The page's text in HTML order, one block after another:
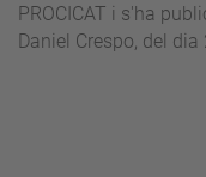
PROCICAT i s'ha
Daniel Crespo, del